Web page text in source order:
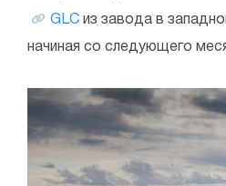
GLC из завода в
начиная со следующего